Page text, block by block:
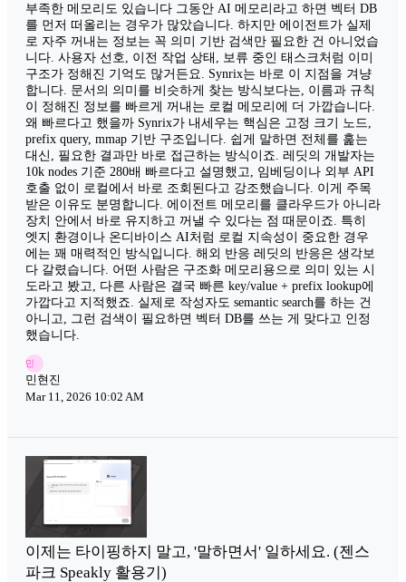
부족한 메모리도 있습니다 그동안 AI 메모리라고 하면 벡터 DB
를 먼저 떠올리는 경우가 많았습니다. 하지만 에이전트가 실제
로 자주 꺼내는 정보는 꼭 의미 기반 검색만 필요한 건 아니었습
니다. 사용자 선호, 이전 작업 상태, 보류 중인 태스크처럼 이미
구조가 정해진 기억도 많거든요. Synrix는 바로 이 지점을 겨냥
합니다. 문서의 의미를 비슷하게 찾는 방식보다는, 이름과 규칙
이 정해진 정보를 빠르게 꺼내는 로컬 메모리에 더 가깝습니다.
왜 빠르다고 했을까 Synrix가 내세우는 핵심은 고정 크기 노드,
prefix query, mmap 기반 구조입니다. 쉽게 말하면 전체를 훑는
대신, 필요한 결과만 바로 접근하는 방식이죠. 레딧의 개발자는
10k nodes 기준 280배 빠르다고 설명했고, 임베딩이나 외부 API
호출 없이 로컬에서 바로 조회된다고 강조했습니다. 이게 주목
받은 이유도 분명합니다. 에이전트 메모리를 클라우드가 아니라
장치 안에서 바로 유지하고 꺼낼 수 있다는 점 때문이죠. 특히
엣지 환경이나 온디바이스 AI처럼 로컬 지속성이 중요한 경우
에는 꽤 매력적인 방식입니다. 해외 반응 레딧의 반응은 생각보
다 갈렸습니다. 어떤 사람은 구조화 메모리용으로 의미 있는 시
도라고 봤고, 다른 사람은 결국 빠른 key/value + prefix lookup에
가깝다고 지적했죠. 실제로 작성자도 semantic search를 하는 건
아니고, 그런 검색이 필요하면 벡터 DB를 쓰는 게 맞다고 인정
했습니다.
민
민현진
Mar 11, 2026 10:02 AM
이제는 타이핑하지 말고, '말하면서' 일하세요. (젠스
파크 Speakly 활용기)